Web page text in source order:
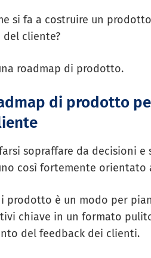
si fa a costruire un
del cliente?
roadmap di prodotto.
di prodotto
sopraffare da decisioni e
così fortemente orientato
prodotto è un modo per
chiave in un formato
del feedback dei clienti.